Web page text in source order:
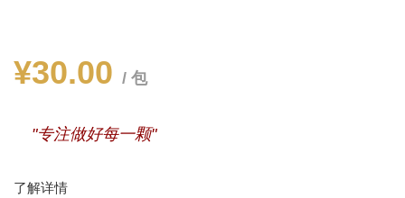
¥30.00 / 包
"专注做好每一颗"
了解详情